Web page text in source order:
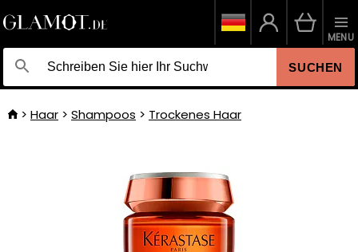
SUCHEN
MENU
Haar Shampoos Trockenes Haar